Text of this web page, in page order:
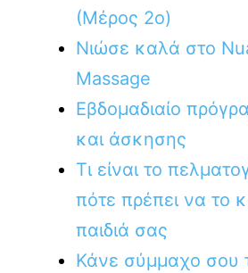
(Μέρος 2ο)
Νιώσε καλά στο
Massage
Εβδομαδιαίο
και άσκησης
Τι είναι το
πότε πρέπει να το
παιδιά σας
Κάνε σύμμαχο σου